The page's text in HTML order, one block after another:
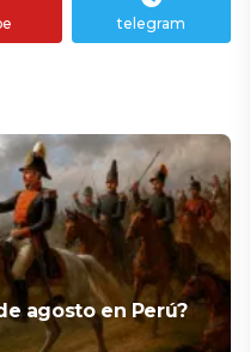
telegram
agosto en Perú?